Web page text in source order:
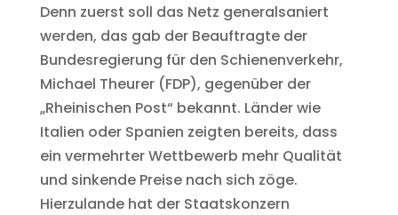
Denn zuerst soll das Netz generalsaniert
werden, das gab der Beauftragte der
Bundesregierung für den Schienenverkehr,
Michael Theurer (FDP), gegenüber der
„Rheinischen Post“ bekannt. Länder wie
Italien oder Spanien zeigten bereits, dass
ein vermehrter Wettbewerb mehr Qualität
und sinkende Preise nach sich zöge.
Hierzulande hat der Staatskonzern